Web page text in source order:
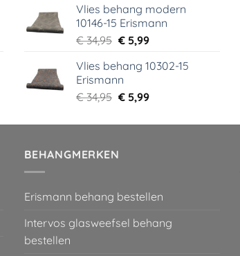
was:
€ 39,95.
is:
€ 5,99.
Vlies behang modern
10146-15 Erismann
€34,95 Oorspronkelijke
was:
€ 34,95.
€5,99Huidige
is:
Vlies behang 10302-15
Erismann
€34,95 Oorspronkelijke
was:
€5,99Huidige
is:
BEHANGMERKEN
Erismann behang bestellen
Intervos glasweefsel behang
bestellen